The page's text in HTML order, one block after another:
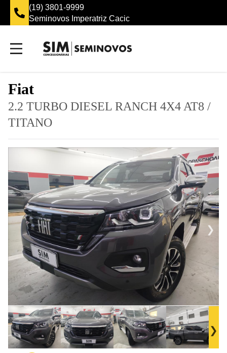
(19) 3801-9999
Seminovos Imperatriz Cacic
Fiat
2.2 TURBO DIESEL RANCH 4X4 AT8 /
TITANO